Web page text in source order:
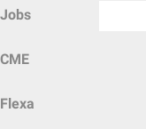
Jobs
CME
Flexa